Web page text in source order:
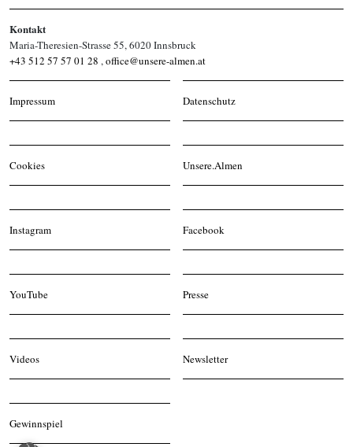
Kontakt
Maria-Theresien-Strasse 55, 6020 Innsbruck
+43 512 57 57 01 28 ,office@unsere-almen.at
Impressum Datenschutz
Cookies Unsere.Almen
Instagram Facebook
YouTube Presse
Videos Newsletter
Gewinnspiel